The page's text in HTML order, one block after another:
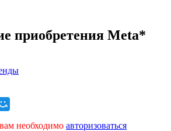
приобретения Meta*
необходимо авторизоваться